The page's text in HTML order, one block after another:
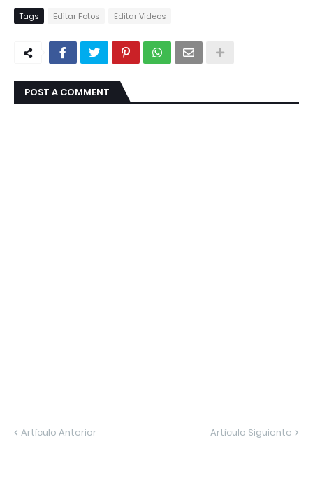
Tags Editar Fotos Editar Videos
POST A COMMENT
Artículo Anterior Artículo Siguiente